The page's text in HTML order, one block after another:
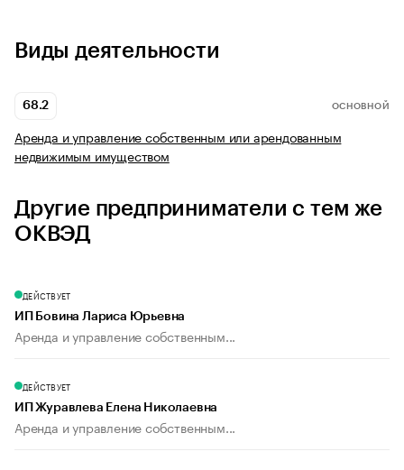
Виды деятельности
68.2 ОСНОВНОЙ
Аренда и управление собственным или арендованным
недвижимым имуществом
Другие предприниматели с тем же
ОКВЭД
ДЕЙСТВУЕТ
ИП Бовина Лариса Юрьевна
Аренда и управление собственным...
ДЕЙСТВУЕТ
ИП Журавлева Елена Николаевна
Аренда и управление собственным...